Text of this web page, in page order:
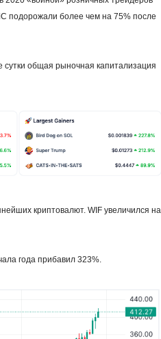
подорожали более чем на 75% после
общая рыночная капитализация
криптовалют. WIF увеличился на
года прибавил 323%.